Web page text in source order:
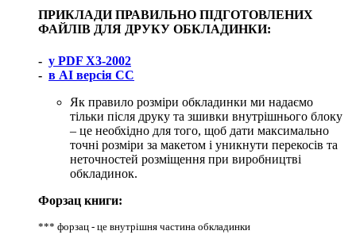
ПРИКЛАДИ ПРАВИЛЬНО ПІДГОТОВЛЕНИХ
ФАЙЛІВ ДЛЯ ДРУКУ ОБКЛАДИНКИ:
- у PDF X3-2002
- в AI версія СС
Як правило розміри обкладинки ми надаємо
тільки після друку та зшивки внутрішнього блоку
– це необхідно для того, щоб дати максимально
точні розміри за макетом і уникнути перекосів та
неточностей розміщення при виробництві
обкладинок.
Форзац книги:
*** форзац - це внутрішня частина обкладинки